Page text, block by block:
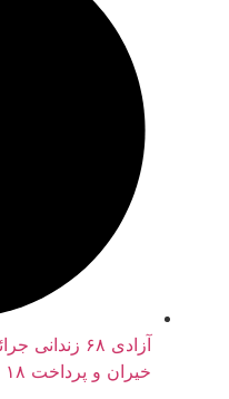
آزادی ۶۸ زندانی جرائم
خیران و پرداخت ۱۸ میلیارد ریال بدهی